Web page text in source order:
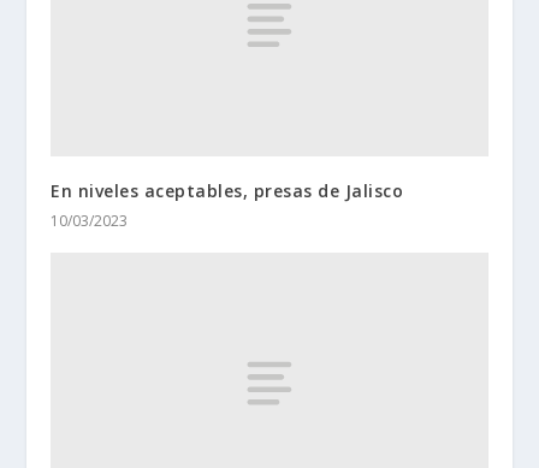
En niveles aceptables, presas de Jalisco
10/03/2023